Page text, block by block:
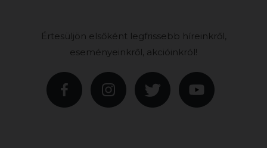
Értesüljön elsőként legfrissebb híreinkről,
eseményeinkről, akcióinkról!